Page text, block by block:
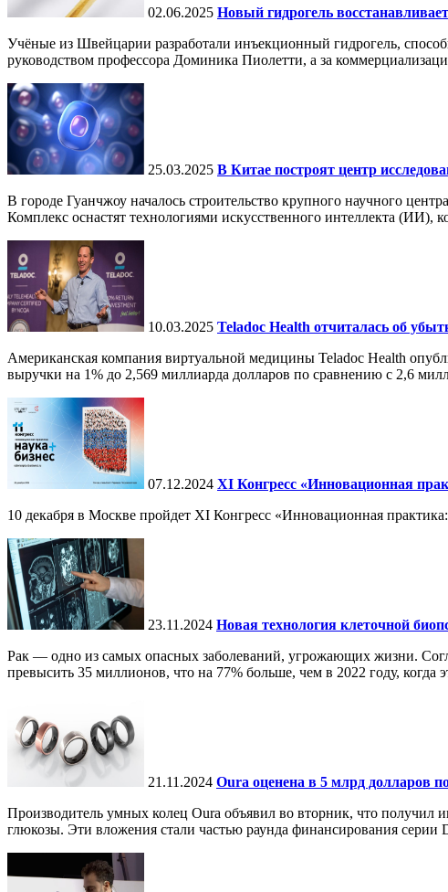
02.06.2025 Новый гидрогель
Учёные из Швейцарии разработали инъекционный гидрогель,
руководством профессора Доминика Пиолетти, а за
25.03.2025 В Китае построят центр
В городе Гуанчжоу началось строительство крупного научного
Комплекс оснастят технологиями искусственного интеллекта (ИИ),
10.03.2025 Teladoc Health отчиталась об
Американская компания виртуальной медицины Teladoc Health
выручки на 1% до 2,569 миллиарда долларов по сравнению с 2,6
07.12.2024 ХI Конгресс «Инновационная
10 декабря в Москве пройдет XI Конгресс «Инновационная
23.11.2024 Новая технология клеточной
Рак — одно из самых опасных заболеваний, угрожающих жизни.
превысить 35 миллионов, что на 77% больше, чем в 2022 году, когда
21.11.2024 Oura оценена в 5 млрд долларов
Производитель умных колец Oura объявил во вторник, что получил
глюкозы. Эти вложения стали частью раунда финансирования серии